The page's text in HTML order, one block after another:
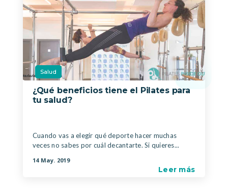
Salud
¿Qué beneficios tiene el Pilates para
tu salud?
Cuando vas a elegir qué deporte hacer muchas
veces no sabes por cuál decantarte. Si quieres...
14 May. 2019
Leer más